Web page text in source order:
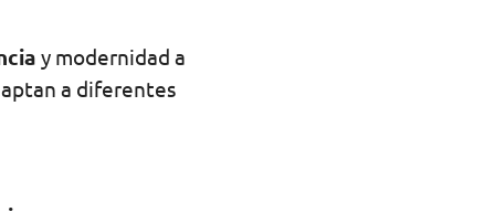
y modernidad a
a diferentes